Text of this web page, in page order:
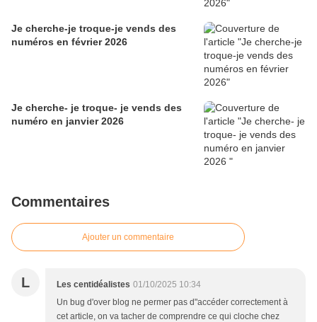
Je cherche-je troque-je vends des
numéros en février 2026
Je cherche- je troque- je vends des
numéro en janvier 2026
Commentaires
Ajouter un commentaire
L Les centidéalistes 01/10/2025 10:34
Un bug d'over blog ne permer pas d"accéder correctement à
cet article, on va tacher de comprendre ce qui cloche chez